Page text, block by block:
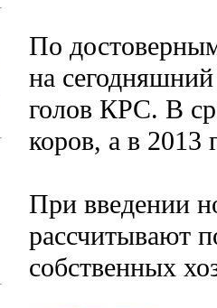
По
на
голов КРС. В
коров, а в 2013
При введении
рассчитывают
собственных